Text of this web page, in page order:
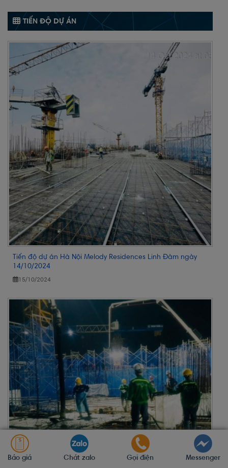
TIẾN ĐỘ DỰ ÁN
Tiến độ dự án Hà Nội Melody Residences Linh Đàm ngày
14/10/2024
15/10/2024
Báo giá Chát zalo Gọi điện Messenger